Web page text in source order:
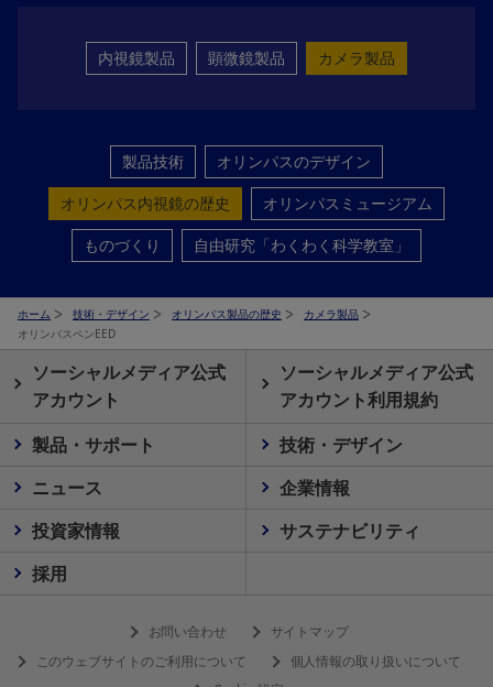
内視鏡製品 顕微鏡製品 カメラ製品
製品技術
オリンパスのデザイン
オリンパス内視鏡の歴史
オリンパスミュージアム
ものづくり
自由研究「わくわく科学教室」
ホーム 技術・デザイン オリンパス製品の歴史
カメラ製品
オリンパスペンEED
ソーシャルメディア公式
アカウント
ソーシャルメディア公式
アカウント利用規約
製品・サポート
技術・デザイン
ニュース
企業情報
投資家情報
サステナビリティ
採用
お問い合わせ
サイトマップ
このウェブサイトのご利用について
個人情報の取り扱いについて